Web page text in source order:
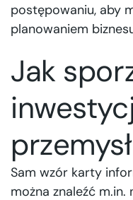
postępowaniu, aby
planowaniem
Jak
Sam wzór karty
można znaleźć